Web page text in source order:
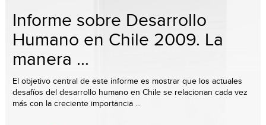
Informe sobre Desarrollo
Humano en Chile 2009. La
manera ...
El objetivo central de este informe es mostrar que los actuales
desafíos del desarrollo humano en Chile se relacionan cada vez
más con la creciente importancia ...